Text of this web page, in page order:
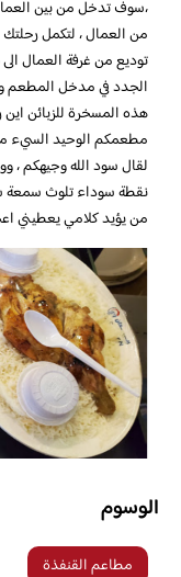
،سوف تدخل من بين
من العمال ، لتكمل
توديع من غرفة العمال الى
الجدد في مدخل المطعم
هذه المسخرة للزبائن
مطعمكم الوحيد السيء
لقال سود الله وجيهكم ،
نقطة سوداء تلوث سمعة
من يؤيد كلامي يعطيني
الوسوم
مطاعم القنفذة